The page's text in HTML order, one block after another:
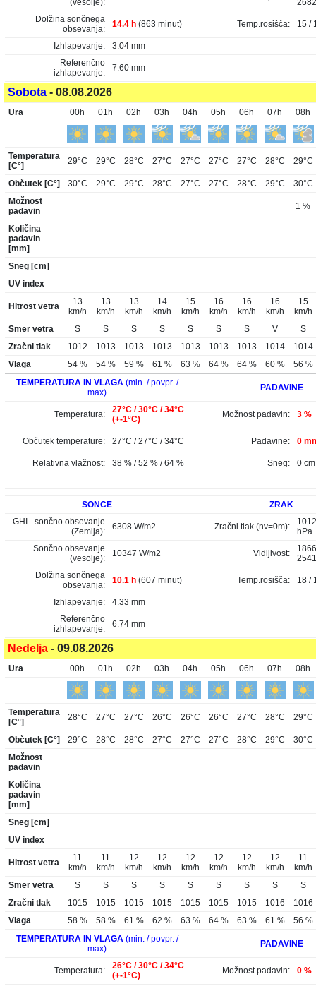
(vesolje):
Dolžina sončnega
obsevanja:
14.4 h (863 minut) Temp.rosišča: 15 /
Izhlapevanje:
3.04 mm
Referenčno
izhlapevanje:
7.60 mm
Sobota - 08.08.2026
Ura 00h 01h 02h 03h 04h 05h 06h 07h 08h
Temperatura
[C°]
29°C 29°C 28°C 27°C 27°C 27°C 27°C 28°C 29°C
Občutek [C°] 30°C 29°C 29°C 28°C 27°C 27°C 28°C 29°C
30°C
Možnost
padavin
1 %
Količina
padavin
[mm]
Sneg [cm]
UV index
Hitrost vetra
13
km/h
13
km/h
13
km/h
14
km/h
15
km/h
16
km/h
16
km/h
16
km/h
15
km/h
Smer vetra
S S S S S S S V
S
Zračni tlak
1012 1013 1013 1013 1013 1013 1013 1014
1014
Vlaga
54 % 54 % 59 % 61 % 63 % 64 % 64 % 60 %
56 %
TEMPERATURA IN VLAGA (min. / povpr. /
max)
PADAVINE
Temperatura:
27°C / 30°C / 34°C
(+-1°C)
Možnost padavin: 3 %
Občutek temperature: 27°C / 27°C / 34°C Padavine: 0
Relativna vlažnost: 38 % / 52 % / 64 % Sneg: 0 cm
SONCE
ZRAK
GHI - sončno obsevanje
(Zemlja):
6308 W/m2 Zračni tlak (nv=0m):
hPa
Sončno obsevanje
(vesolje):
10347 W/m2 Vidljivost:
Dolžina sončnega
obsevanja:
10.1 h (607 minut) Temp.rosišča: 18 /
Izhlapevanje:
4.33 mm
Referenčno
izhlapevanje:
6.74 mm
Nedelja - 09.08.2026
Ura 00h 01h 02h 03h 04h 05h 06h 07h 08h
Temperatura
[C°]
28°C 27°C 27°C 26°C 26°C 26°C 27°C 28°C 29°C
Občutek [C°] 29°C 28°C 28°C 27°C 27°C 27°C 28°C 29°C
30°C
Možnost
padavin
Količina
padavin
[mm]
Sneg [cm]
UV index
Hitrost vetra
11
km/h
11
km/h
12
km/h
12
km/h
12
km/h
12
km/h
12
km/h
12
km/h
11
km/h
Smer vetra
S S S S S S S S
S
Zračni tlak
1015 1015 1015 1015 1015 1015 1015 1016
1016
Vlaga
58 % 58 % 61 % 62 % 63 % 64 % 63 % 61 %
56 %
TEMPERATURA IN VLAGA (min. / povpr. /
max)
PADAVINE
Temperatura:
26°C / 30°C / 34°C
(+-1°C)
Možnost padavin: 0 %